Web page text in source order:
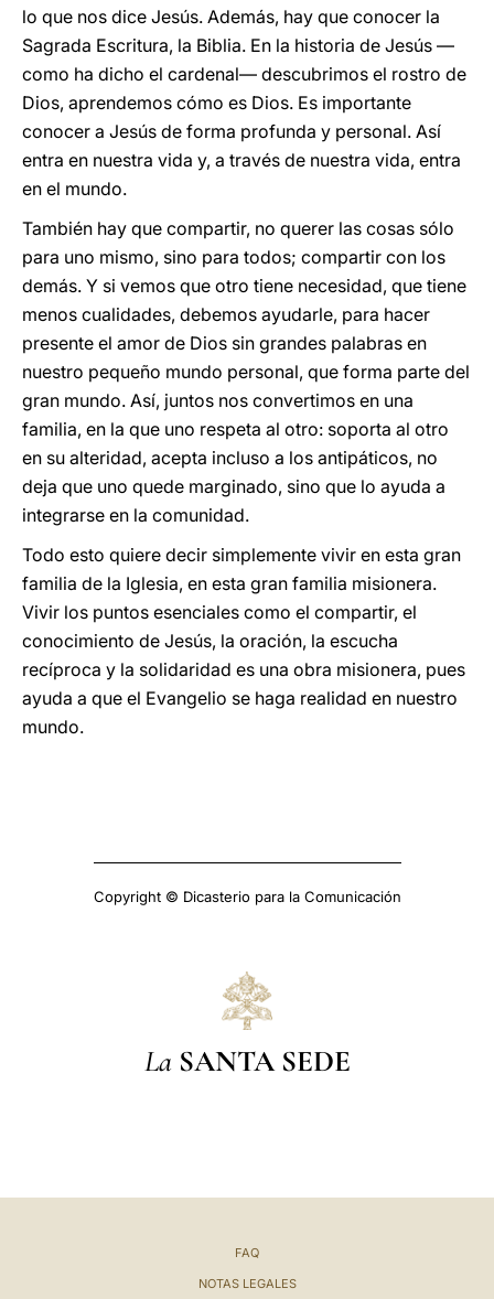
lo que nos dice Jesús. Además, hay que conocer la
Sagrada Escritura, la Biblia. En la historia de Jesús —
como ha dicho el cardenal— descubrimos el rostro de
Dios, aprendemos cómo es Dios. Es importante
conocer a Jesús de forma profunda y personal. Así
entra en nuestra vida y, a través de nuestra vida, entra
en el mundo.
También hay que compartir, no querer las cosas sólo
para uno mismo, sino para todos; compartir con los
demás. Y si vemos que otro tiene necesidad, que tiene
menos cualidades, debemos ayudarle, para hacer
presente el amor de Dios sin grandes palabras en
nuestro pequeño mundo personal, que forma parte del
gran mundo. Así, juntos nos convertimos en una
familia, en la que uno respeta al otro: soporta al otro
en su alteridad, acepta incluso a los antipáticos, no
deja que uno quede marginado, sino que lo ayuda a
integrarse en la comunidad.
Todo esto quiere decir simplemente vivir en esta gran
familia de la Iglesia, en esta gran familia misionera.
Vivir los puntos esenciales como el compartir, el
conocimiento de Jesús, la oración, la escucha
recíproca y la solidaridad es una obra misionera, pues
ayuda a que el Evangelio se haga realidad en nuestro
mundo.
Copyright © Dicasterio para la Comunicación
La SANTA SEDE
FAQ
NOTAS LEGALES